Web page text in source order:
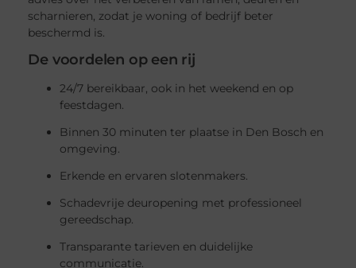
scharnieren, zodat je woning of bedrijf beter
beschermd is.
De voordelen op een rij
24/7 bereikbaar, ook in het weekend en op
feestdagen.
Binnen 30 minuten ter plaatse in Den Bosch en
omgeving.
Erkende en ervaren slotenmakers.
Schadevrije deuropening met professioneel
gereedschap.
Transparante tarieven en duidelijke
communicatie.